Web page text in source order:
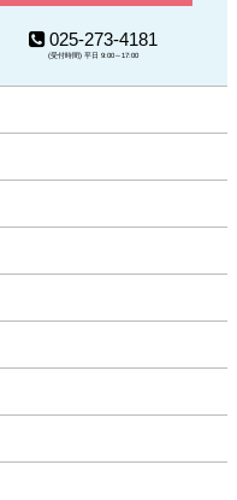
025-273-4181
(受付時間) 平日 9:00～17:00